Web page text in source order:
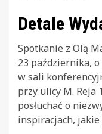
Detale
Spotkanie z Olą
23 października,
w sali
przy ulicy M. Reja
posłuchać o
inspiracjach, jakie